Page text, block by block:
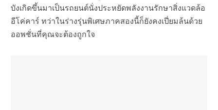
บังเกิดขึ้นมาเป็นรถยนต์นั่งประหยัดพลังงานรักษาสิ่งแวดล้อ
อีโค่คาร์ ทว่าในร่างรุ่นพิเศษภาคสองนี้ก็ยังคงเปี่ยมล้นด้วย
ออพชั่นที่คุณจะต้องถูกใจ